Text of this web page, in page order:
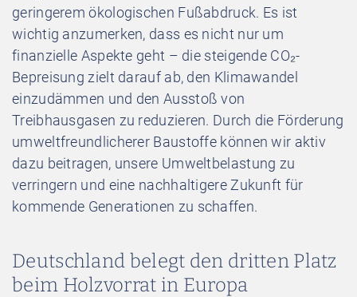
geringerem ökologischen Fußabdruck. Es ist
wichtig anzumerken, dass es nicht nur um
finanzielle Aspekte geht – die steigende CO₂-
Bepreisung zielt darauf ab, den Klimawandel
einzudämmen und den Ausstoß von
Treibhausgasen zu reduzieren. Durch die Förderung
umweltfreundlicherer Baustoffe können wir aktiv
dazu beitragen, unsere Umweltbelastung zu
verringern und eine nachhaltigere Zukunft für
kommende Generationen zu schaffen.
Deutschland belegt den dritten Platz
beim Holzvorrat in Europa